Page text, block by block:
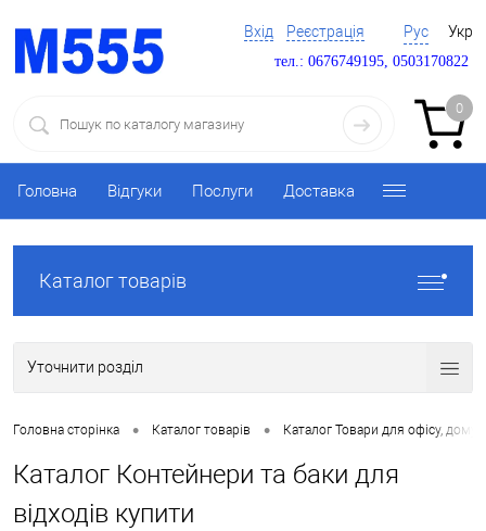
Вхід Реєстрація Рус Укр
тел.: 0676749195, 0503170822
0
Головна Відгуки Послуги Доставка
Каталог товарів
Уточнити розділ
Головна сторінка • Каталог товарів • Каталог Товари для офісу, дому
Каталог Контейнери та баки для
відходів купити